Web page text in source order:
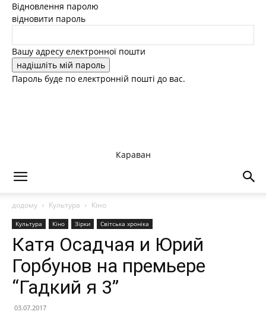
Відновлення паролю
відновити пароль
Вашу адресу електронної пошти
Пароль буде по електронній пошті до вас.
Караван
додому Культура Кіно
Культура Кіно Зірки Світська хроніка
Катя Осадчая и Юрий
Горбунов на премьере
“Гадкий я 3”
03.07.2017